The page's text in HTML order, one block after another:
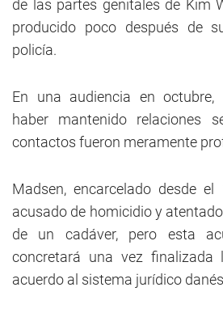
de las partes genitales de Kim
producido poco después de
policía.
En una audiencia en octubre,
haber mantenido relaciones
contactos fueron meramente
Madsen, encarcelado desde
acusado de homicidio y
de un cadáver, pero esta
concretará una vez finalizada
acuerdo al sistema jurídico